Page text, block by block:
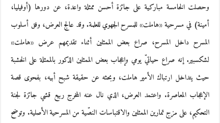
وحصلت الخامسة مباركية على جائزة أحسن ممثلة واعدة، عن دورها (أوفيليا،
أمينة) في مسرحية «هاملت» للمسرح الجهوي للعلمة. وقد عالج العرض، وفق أسلوب
المسرح داخل المسرح، صراع بعض الممثلين أثناء تقديمهم عرض «هاملت»
لشكسبير. إنه صراع حياتيّ يومي وإعجاب بعض الممثلين الذكور بالممثلة على الخشبة
حيث يتداخل ارتباك الأمير هاملت، وبحثه عن حقيقة شبح أبيه، بفحوى قصة
الإعجاب المعاصرة. واعتمد العرض، الذي نال عنه المخرج ربيع قشي جائزة لجنة
التحكيم، على مزج تمارين الممثلين والاقتباسات النصّية من المسرحية الأصلية. وتوضح